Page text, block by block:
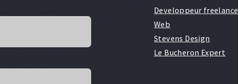
Developpeur freelance
Web
Stevens Design
Le Bucheron Expert